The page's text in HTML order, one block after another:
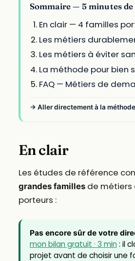
Sommaire — 5 minutes
En clair — 4 familles
Les métiers
Les métiers à éviter
La méthode pour bien
FAQ — Métiers de
→ Aller directement à la méthode
En clair
Les études de référence
grandes famillesde métiers
porteurs :
Pas encore sûr de votre
mon bilan gratuit · 3 min: il
projet avant de choisir une